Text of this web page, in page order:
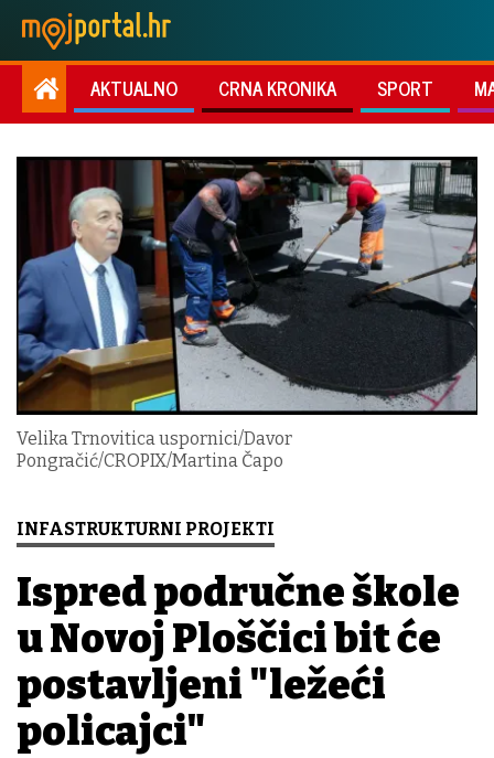
AKTUALNO CRNA KRONIKA SPORT
Velika Trnovitica uspornici/Davor
Pongračić/CROPIX/Martina Čapo
INFASTRUKTURNI PROJEKTI
Ispred područne škole
u Novoj Ploščici bit će
postavljeni "ležeći
policajci"